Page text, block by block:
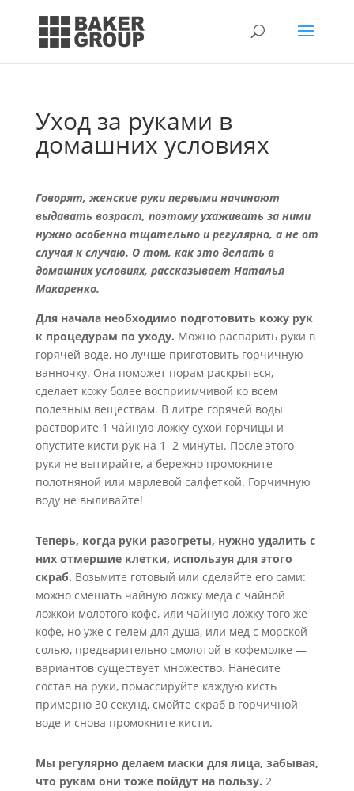
Уход за руками в
домашних условиях
Говорят, женские руки первыми начинают
выдавать возраст, поэтому ухаживать за ними
нужно особенно тщательно и регулярно, а не от
случая к случаю. О том, как это делать в
домашних условиях, рассказывает Наталья
Макаренко.
Для начала необходимо подготовить кожу рук
к процедурам по уходу. Можно распарить руки в
горячей воде, но лучше приготовить горчичную
ванночку. Она поможет порам раскрыться,
сделает кожу более восприимчивой ко всем
полезным веществам. В литре горячей воды
растворите 1 чайную ложку сухой горчицы и
опустите кисти рук на 1‒2 минуты. После этого
руки не вытирайте, а бережно промокните
полотняной или марлевой салфеткой. Горчичную
воду не выливайте!
Теперь, когда руки разогреты, нужно удалить с
них отмершие клетки, используя для этого
скраб. Возьмите готовый или сделайте его сами:
можно смешать чайную ложку меда с чайной
ложкой молотого кофе, или чайную ложку того же
кофе, но уже с гелем для душа, или мед с морской
солью, предварительно смолотой в кофемолке —
вариантов существует множество. Нанесите
состав на руки, помассируйте каждую кисть
примерно 30 секунд, смойте скраб в горчичной
воде и снова промокните кисти.
Мы регулярно делаем маски для лица, забывая,
что рукам они тоже пойдут на пользу. 2